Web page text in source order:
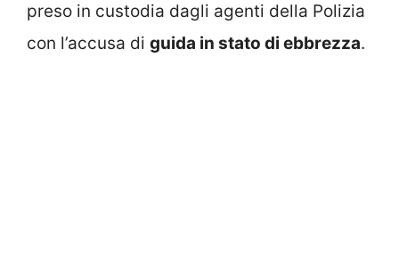
preso in custodia dagli agenti della Polizia
con l’accusa di guida in stato di ebbrezza.